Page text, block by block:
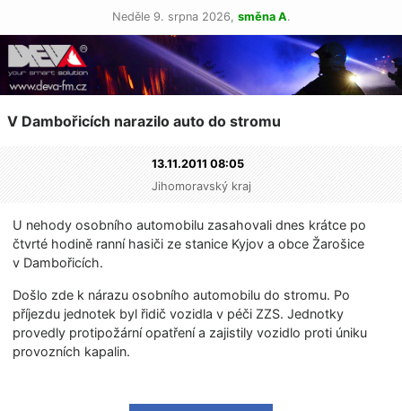
Neděle 9. srpna 2026, směna A.
V Dambořicích narazilo auto do stromu
13.11.2011 08:05
Jihomoravský kraj
U nehody osobního automobilu zasahovali dnes krátce po
čtvrté hodině ranní hasiči ze stanice Kyjov a obce Žarošice
v Dambořicích.
Došlo zde k nárazu osobního automobilu do stromu. Po
příjezdu jednotek byl řidič vozidla v péči ZZS. Jednotky
provedly protipožární opatření a zajistily vozidlo proti úniku
provozních kapalin.